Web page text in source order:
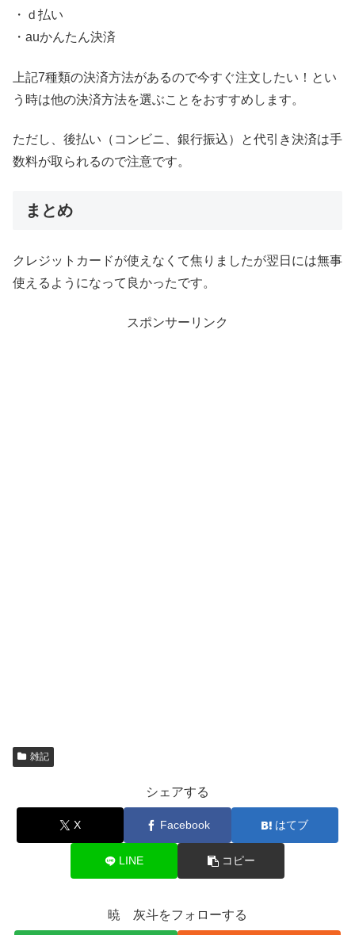
・ｄ払い
・auかんたん決済
上記7種類の決済方法があるので今すぐ注文したい！とい
う時は他の決済方法を選ぶことをおすすめします。
ただし、後払い（コンビニ、銀行振込）と代引き決済は手
数料が取られるので注意です。
まとめ
クレジットカードが使えなくて焦りましたが翌日には無事
使えるようになって良かったです。
スポンサーリンク
雑記
シェアする
X Facebook はてブ
LINE コピー
暁 灰斗をフォローする